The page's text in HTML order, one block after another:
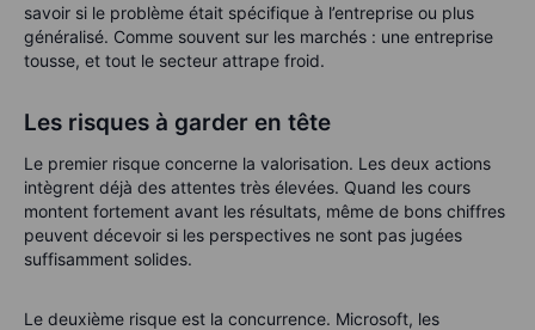
savoir si le problème était spécifique à l’entreprise ou plus
généralisé. Comme souvent sur les marchés : une entreprise
tousse, et tout le secteur attrape froid.
Les risques à garder en tête
Le premier risque concerne la valorisation. Les deux actions
intègrent déjà des attentes très élevées. Quand les cours
montent fortement avant les résultats, même de bons chiffres
peuvent décevoir si les perspectives ne sont pas jugées
suffisamment solides.
Le deuxième risque est la concurrence. Microsoft, les